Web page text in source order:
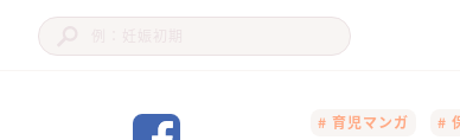
# 育児マンガ #